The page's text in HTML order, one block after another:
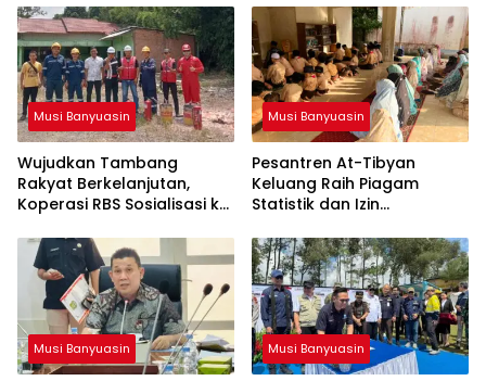
Musi Banyuasin
Wujudkan Tambang
Rakyat Berkelanjutan,
Koperasi RBS Sosialisasi ke
GEP
Musi Banyuasin
Pesantren At-Tibyan
Keluang Raih Piagam
Statistik dan Izin
Kemenag RI
Musi Banyuasin Musi Banyuasin